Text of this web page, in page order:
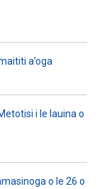
a’oga
i le lauina o
o le 26 o